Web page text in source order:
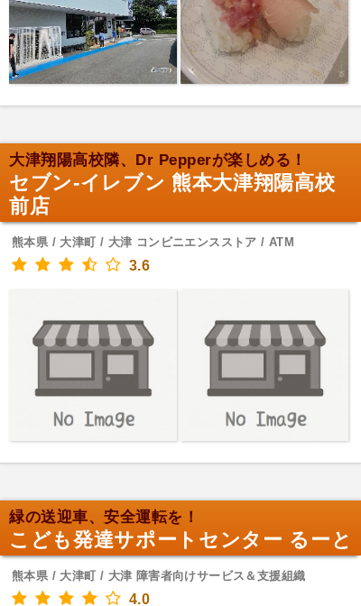
大津翔陽高校隣、Dr Pepperが楽しめる！
セブン-イレブン 熊本大津翔陽高校
前店
熊本県 / 大津町 / 大津 コンビニエンスストア / ATM
3.6
緑の送迎車、安全運転を！
こども発達サポートセンター るーと
熊本県 / 大津町 / 大津 障害者向けサービス＆支援組織
4.0